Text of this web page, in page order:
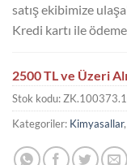
satış ekibimize
Kredi kartı ile
2500 TL ve Üzeri
Stok kodu:
Kategoriler: Kimyasallar,